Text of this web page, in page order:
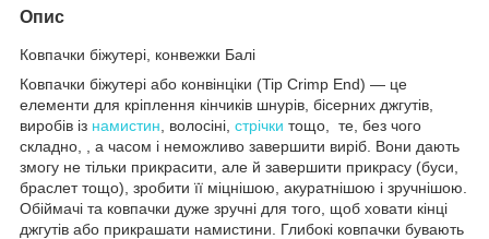
Опис
Ковпачки біжутері, конвежки Балі
Ковпачки біжутері або конвінціки (Tip Crimp End) — це
елементи для кріплення кінчиків шнурів, бісерних джгутів,
виробів із намистин , волосіні, стрічки тощо, те, без чого
складно, , а часом і неможливо завершити виріб. Вони дають
змогу не тільки прикрасити, але й завершити прикрасу (буси,
браслет тощо), зробити її міцнішою, акуратнішою і зручнішою.
Обіймачі та ковпачки дуже зручні для того, щоб ховати кінці
джгутів або прикрашати намистини. Глибокі ковпачки бувають